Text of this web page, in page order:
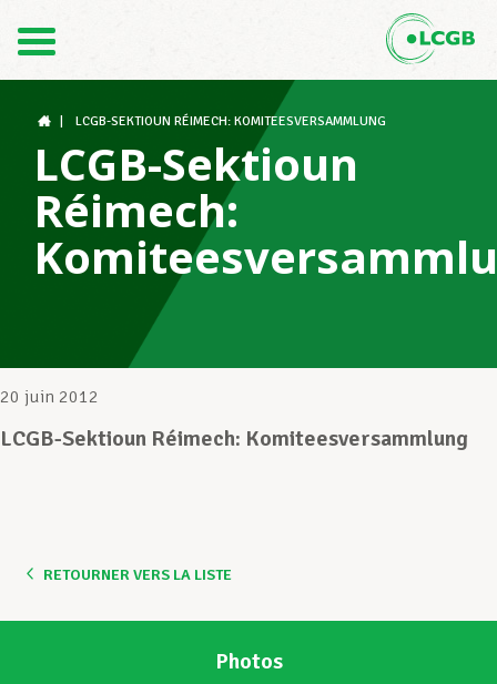
DE
Le LCGB
Structures syndicales
Assistance au Travail
LCGB-SEKTIOUN RÉIMECH: KOMITEESVERSAMMLUNG
LCGB-Sektioun
Réimech:
20 juin 2012
LCGB-Sektioun Réimech: Komiteesversammlung
RETOURNER VERS LA LISTE
Photos